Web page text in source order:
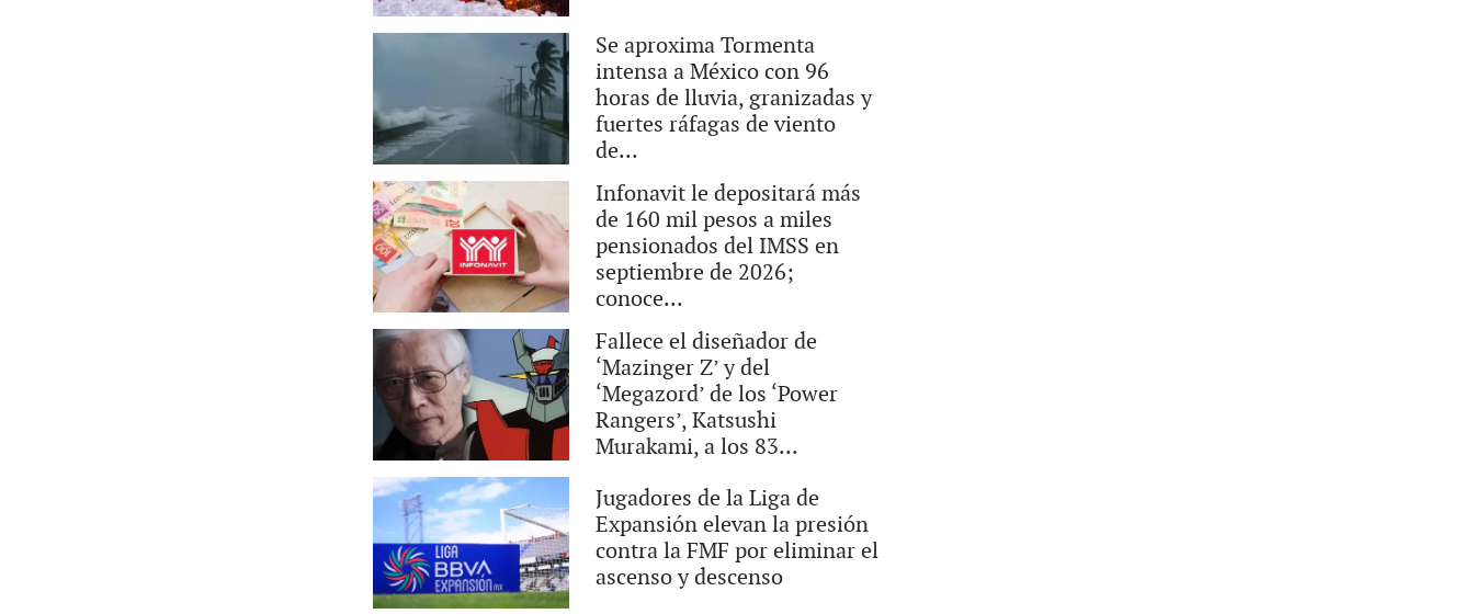
Se aproxima Tormenta
intensa a México con 96
horas de lluvia, granizadas y
fuertes ráfagas de viento
de...
Infonavit le depositará más
de 160 mil pesos a miles
pensionados del IMSS en
septiembre de 2026;
conoce...
Fallece el diseñador de
‘Mazinger Z’ y del
‘Megazord’ de los ‘Power
Rangers’, Katsushi
Murakami, a los 83...
Jugadores de la Liga de
Expansión elevan la presión
contra la FMF por eliminar el
ascenso y descenso